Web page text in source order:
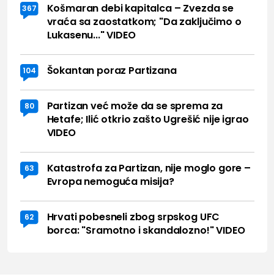
367
Košmaran debi kapitalca – Zvezda se
vraća sa zaostatkom; "Da zaključimo o
Lukasenu..." VIDEO
104 Šokantan poraz Partizana
80
Partizan već može da se sprema za
Hetafe; Ilić otkrio zašto Ugrešić nije igrao
VIDEO
63
Katastrofa za Partizan, nije moglo gore –
Evropa nemoguća misija?
62
Hrvati pobesneli zbog srpskog UFC
borca: "Sramotno i skandalozno!" VIDEO